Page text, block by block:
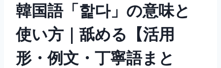
韓国語「핥다」の意味と
使い方｜舐める【活用
形・例文・丁寧語まと